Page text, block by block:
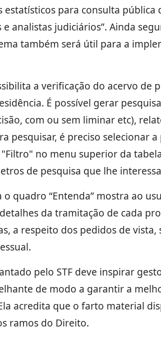
estatísticos para consulta
analistas judiciários”. Ainda
também será útil para a
a verificação do acervo de
É possível gerar
com ou sem liminar etc),
pesquisar, é preciso selecionar
no menu superior da
de pesquisa que lhe
o quadro “Entenda” mostra ao
da tramitação de cada
a respeito dos pedidos de
pelo STF deve inspirar
de modo a garantir a
acredita que o farto material
ramos do Direito.